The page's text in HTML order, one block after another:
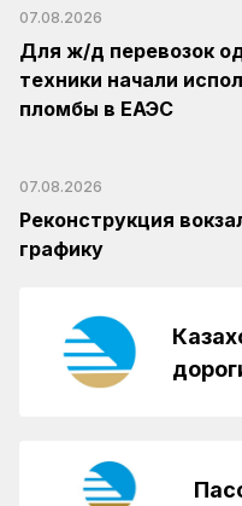
07.08.2026
Для ж/д перевозок
техники начали
пломбы в ЕАЭС
07.08.2026
Реконструкция
графику